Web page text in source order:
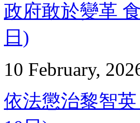
政府敢於變革
日)
10 February,
依法懲治黎智